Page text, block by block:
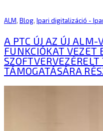
ALM, Blog, Ipari digitalizáció -
A PTC ÚJ AZ ÚJ ALM-
FUNKCIÓKAT VEZET
TÁMOGATÁSÁRA